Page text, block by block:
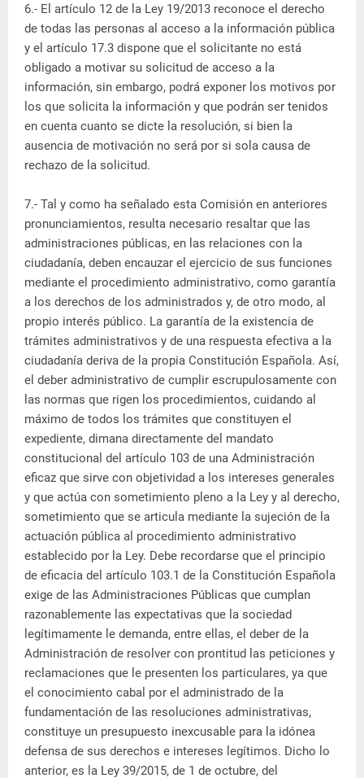
6.- El artículo 12 de la Ley 19/2013 reconoce el derecho
de todas las personas al acceso a la información pública
y el artículo 17.3 dispone que el solicitante no está
obligado a motivar su solicitud de acceso a la
información, sin embargo, podrá exponer los motivos por
los que solicita la información y que podrán ser tenidos
en cuenta cuanto se dicte la resolución, si bien la
ausencia de motivación no será por si sola causa de
rechazo de la solicitud.
7.- Tal y como ha señalado esta Comisión en anteriores
pronunciamientos, resulta necesario resaltar que las
administraciones públicas, en las relaciones con la
ciudadanía, deben encauzar el ejercicio de sus funciones
mediante el procedimiento administrativo, como garantía
a los derechos de los administrados y, de otro modo, al
propio interés público. La garantía de la existencia de
trámites administrativos y de una respuesta efectiva a la
ciudadanía deriva de la propia Constitución Española. Así,
el deber administrativo de cumplir escrupulosamente con
las normas que rigen los procedimientos, cuidando al
máximo de todos los trámites que constituyen el
expediente, dimana directamente del mandato
constitucional del artículo 103 de una Administración
eficaz que sirve con objetividad a los intereses generales
y que actúa con sometimiento pleno a la Ley y al derecho,
sometimiento que se articula mediante la sujeción de la
actuación pública al procedimiento administrativo
establecido por la Ley. Debe recordarse que el principio
de eficacia del artículo 103.1 de la Constitución Española
exige de las Administraciones Públicas que cumplan
razonablemente las expectativas que la sociedad
legítimamente le demanda, entre ellas, el deber de la
Administración de resolver con prontitud las peticiones y
reclamaciones que le presenten los particulares, ya que
el conocimiento cabal por el administrado de la
fundamentación de las resoluciones administrativas,
constituye un presupuesto inexcusable para la idónea
defensa de sus derechos e intereses legítimos. Dicho lo
anterior, es la Ley 39/2015, de 1 de octubre, del